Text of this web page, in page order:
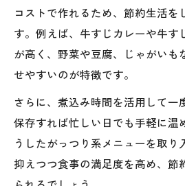
コストで作れるため、節約生活を
す。例えば、牛すじカレーや牛す
が高く、野菜や豆腐、じゃがいも
せやすいのが特徴です。
さらに、煮込み時間を活用して一
保存すれば忙しい日でも手軽に温
うしたがっつり系メニューを取り
抑えつつ食事の満足度を高め、節